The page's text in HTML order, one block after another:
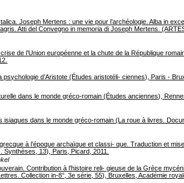
Joseph Mertens : une vie pour l’archéologie. Alba in
Atti del Convegno in memoria di Joseph Mertens.
de l’Union européenne et la chute de la République
d’Aristote (Études aristotéli- ciennes), Paris -
dans le monde gréco-romain (Études anciennes),
isiaques dans le monde gréco-romain (La roue à livres.
à l’époque archaïque et classi- que. Traduction et
Synthèses, 13), Paris, Picard, 2011.
Contribution à l’histoire reli- gieuse de la Grèce
Collection in-8°, 3e série, 55), Bruxelles, Académie